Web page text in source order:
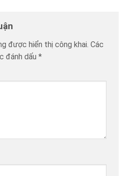
được hiển thị công khai. Các
đánh dấu *